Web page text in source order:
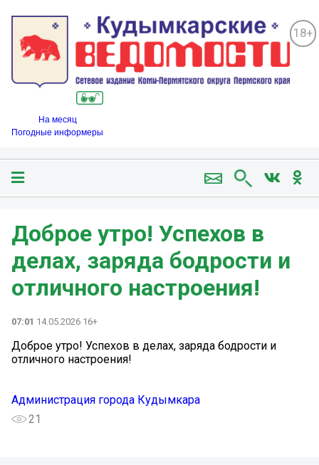
18+
На месяц
Погодные информеры
Доброе утро! Успехов в
делах, заряда бодрости и
отличного настроения!
07:01 14.05.2026 16+
Доброе утро! Успехов в делах, заряда бодрости и
отличного настроения!
Администрация города Кудымкара
21